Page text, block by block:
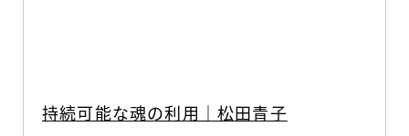
持続可能な魂の利用｜松田青子